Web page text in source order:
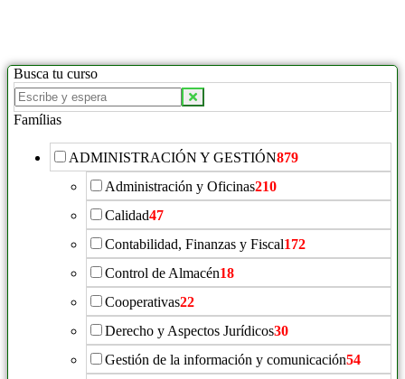
Busca tu curso
Famílias
ADMINISTRACIÓN Y GESTIÓN879
Administración y Oficinas210
Calidad47
Contabilidad, Finanzas y Fiscal172
Control de Almacén18
Cooperativas22
Derecho y Aspectos Jurídicos30
Gestión de la información y comunicación54